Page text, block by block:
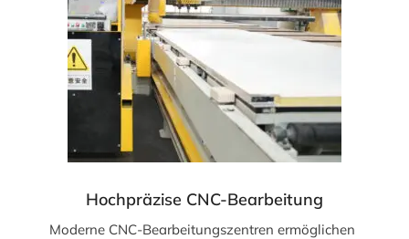
Hochpräzise CNC-Bearbeitung
Moderne CNC-Bearbeitungszentren ermöglichen